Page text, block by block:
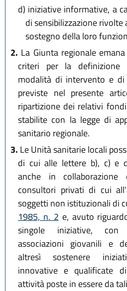
d) iniziative informative, a
di sensibilizzazione rivolte
sostegno della loro
2. La Giunta regionale
criteri per la definizione
modalità di intervento e
previste nel presente
ripartizione dei relativi
stabilite con la legge di
sanitario regionale.
3. Le Unità sanitarie locali
di cui alle lettere b), c) e
anche in
consultori privati di cui
soggetti non istituzionali di
1985, n. 2 e, avuto
singole iniziative, con
associazioni giovanili e
altresì sostenere
innovative e qualificate
attività poste in essere da